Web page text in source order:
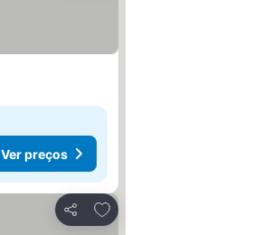
Ver preços
Partilhar
Adicionar aos favoritos